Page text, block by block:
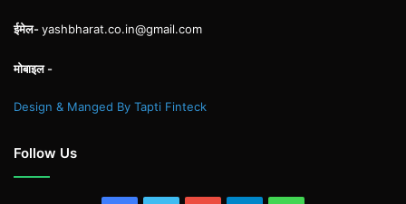
ईमेल-yashbharat.co.in@gmail.com
मोबाइल -
Design & Manged By Tapti Finteck
Follow Us